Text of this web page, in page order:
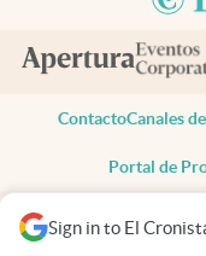
Sign in to El
ContactoCanales
Portal de
Todos